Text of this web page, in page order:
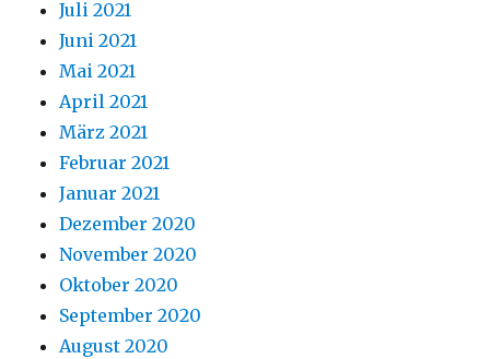
Juli 2021
Juni 2021
Mai 2021
April 2021
März 2021
Februar 2021
Januar 2021
Dezember 2020
November 2020
Oktober 2020
September 2020
August 2020